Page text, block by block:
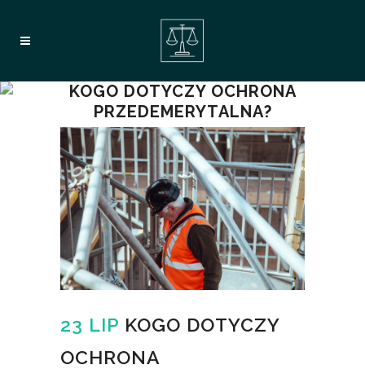
KOGO DOTYCZY OCHRONA
PRZEDEMERYTALNA?
23 LIP KOGO DOTYCZY
OCHRONA